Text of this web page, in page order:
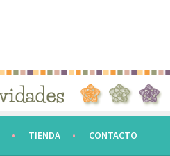
TIENDA CONTACTO